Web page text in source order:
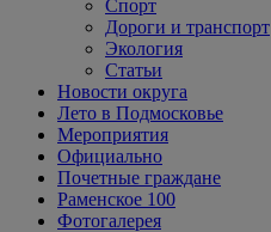
Спорт
Дороги и транспорт
Экология
Статьи
Новости округа
Лето в Подмосковье
Мероприятия
Официально
Почетные граждане
Раменское 100
Фотогалерея